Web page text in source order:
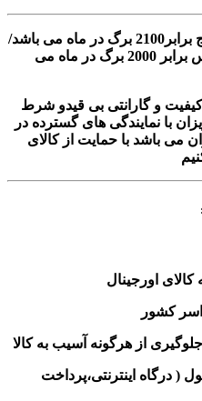
میزان کارکرد اورجینال این کارتریج برابر2100 برگ در ماه می باشد/
میزان کارکرد کارتریج ایرانی پردیس برابر 2000 برگ در ماه می
با بهتربن کیفیت و گارانتی بی قیدو شرط
با نمایندگی های گسترده در
می باشد با حمایت از کالای
درگاه اینترنتی،پرداخت